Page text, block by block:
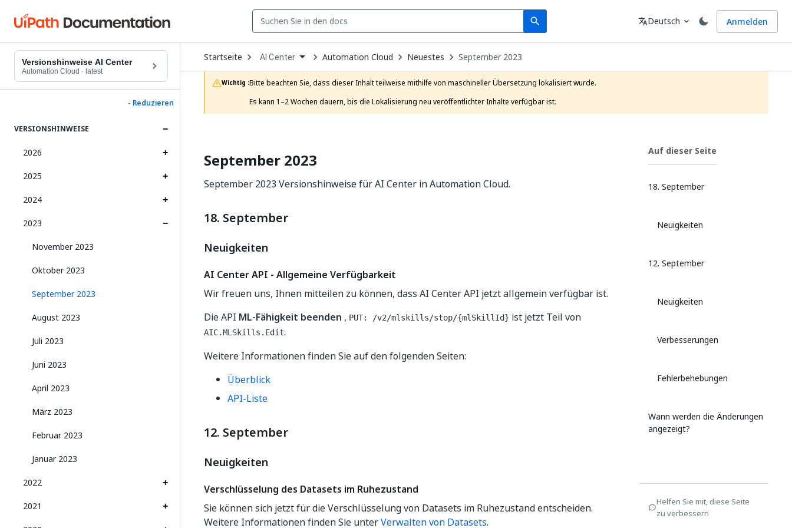
search
Search Sprache
translateDeutsch expand_more Anmelden
Versionshinweise AI Center
Automation Cloud · latest
- Reduzieren
VERSIONSHINWEISE
2026
2025
2024
2023
November 2023
Oktober 2023
September 2023
August 2023
Juli 2023
Juni 2023
April 2023
März 2023
Februar 2023
Januar 2023
2022
2021
Startseite Open
Dropdown
to
choose
product
AI Center Automation Cloud Neuestes September 2023
Wichtig :Bitte beachten Sie, dass dieser Inhalt teilweise mithilfe von maschineller Übersetzung lokalisiert wurde.
Es kann 1–2 Wochen dauern, bis die Lokalisierung neu veröffentlichter Inhalte verfügbar ist.
September 2023
September 2023 Versionshinweise für AI Center in Automation Cloud.
18. September
Neuigkeiten
AI Center API ‑ Allgemeine Verfügbarkeit
Wir freuen uns, Ihnen mitteilen zu können, dass AI Center API jetzt allgemein verfügbar ist.
Die API ML-Fähigkeit beenden , PUT: /v2/mlskills/stop/{mlSkillId} ist jetzt Teil von
AIC.MLSkills.Edit.
Weitere Informationen finden Sie auf den folgenden Seiten:
Überblick
API-Liste
12. September
Neuigkeiten
Verschlüsselung des Datasets im Ruhezustand
Sie können sich jetzt für die Verschlüsselung von Datasets im Ruhezustand entscheiden.
Weitere Informationen finden Sie unterVerwalten von Datasets.
Auf dieser Seite
18. September
Neuigkeiten
12. September
Neuigkeiten
Verbesserungen
Fehlerbehebungen
Wann werden die Änderungen
angezeigt?
Helfen Sie mit, diese Seite
zu verbessern